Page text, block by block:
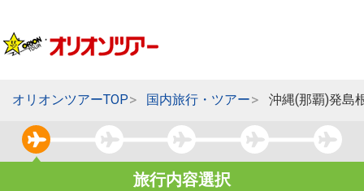
オリオンツアーTOP 国内旅行・ツアー 沖縄(那覇)発島
旅行内容選択